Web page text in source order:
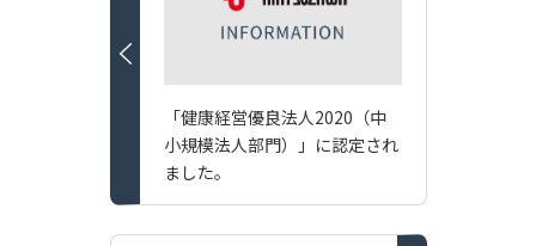
「健康経営優良法人2020（中
小規模法人部門）」に認定され
ました。